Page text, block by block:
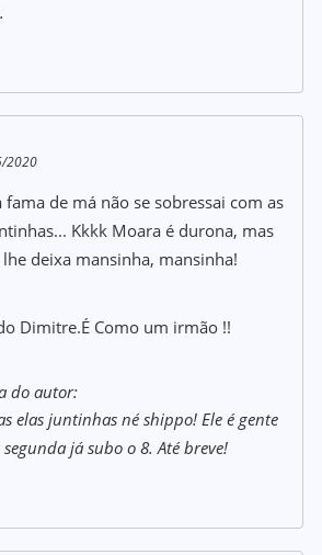
2020
fama de má não se sobressai com as
Kkkk Moara é durona, mas
deixa mansinha, mansinha!
Dimitre.É Como um irmão !!
do autor:
elas juntinhas né shippo! Ele é gente
já subo o 8. Até breve!